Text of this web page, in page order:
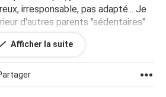
irresponsable, pas adapté... Je
d'autres parents "sédentaires"
en communauté et pour nous
beaucoup de libertés.
Afficher la suite